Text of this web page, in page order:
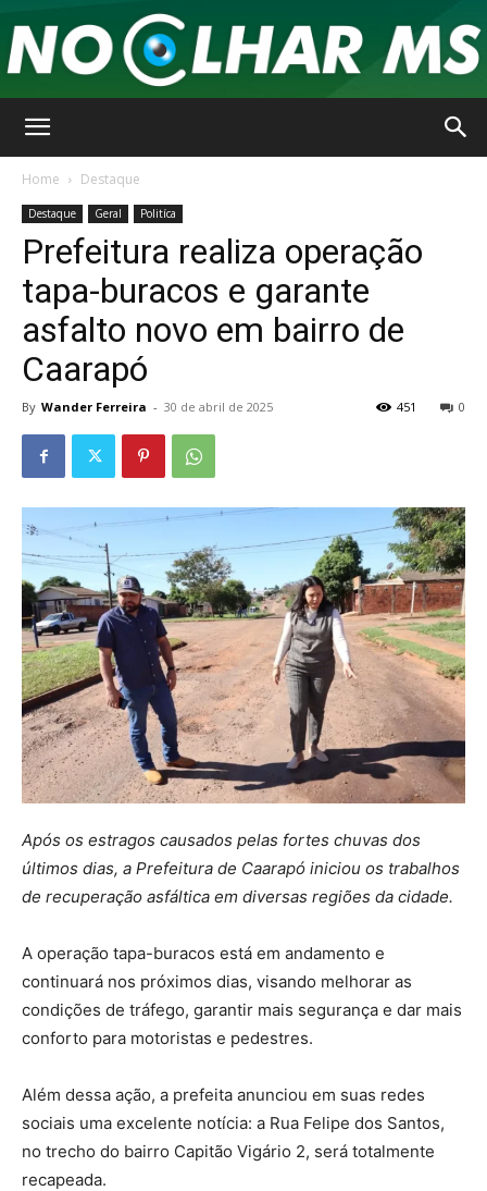
Olhar
MS
Home Destaque
Destaque Geral Politíca
Prefeitura realiza operação
tapa-buracos e garante
asfalto novo em bairro de
Caarapó
By Wander Ferreira - 30 de abril de 2025 0
451
Após os estragos causados pelas fortes chuvas dos
últimos dias, a Prefeitura de Caarapó iniciou os trabalhos
de recuperação asfáltica em diversas regiões da cidade.
A operação tapa-buracos está em andamento e
continuará nos próximos dias, visando melhorar as
condições de tráfego, garantir mais segurança e dar mais
conforto para motoristas e pedestres.
Além dessa ação, a prefeita anunciou em suas redes
sociais uma excelente notícia: a Rua Felipe dos Santos,
no trecho do bairro Capitão Vigário 2, será totalmente
recapeada.